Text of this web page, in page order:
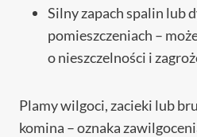
Silny zapach spalin lub
pomieszczeniach –
o nieszczelności i
Plamy wilgoci, zacieki lub
komina – oznaka